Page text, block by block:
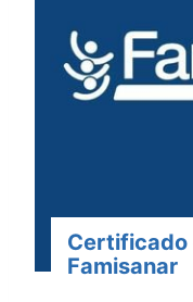
Certificado
Famisanar